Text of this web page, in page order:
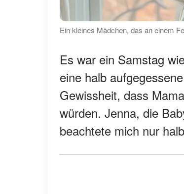
Ein kleines Mädchen, das an einem
Es war ein Samstag
eine halb
Gewissheit, dass
würden. Jenna, die
beachtete mich nur